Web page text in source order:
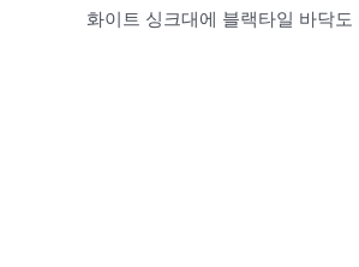
화이트 싱크대에 블랙타일 바닥